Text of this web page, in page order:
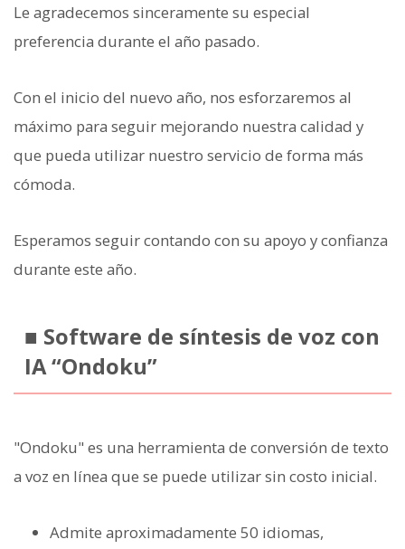
Le agradecemos sinceramente su especial
preferencia durante el año pasado.
Con el inicio del nuevo año, nos esforzaremos al
máximo para seguir mejorando nuestra calidad y
que pueda utilizar nuestro servicio de forma más
cómoda.
Esperamos seguir contando con su apoyo y confianza
durante este año.
■ Software de síntesis de voz con
IA “Ondoku”
"Ondoku" es una herramienta de conversión de texto
a voz en línea que se puede utilizar sin costo inicial.
Admite aproximadamente 50 idiomas,